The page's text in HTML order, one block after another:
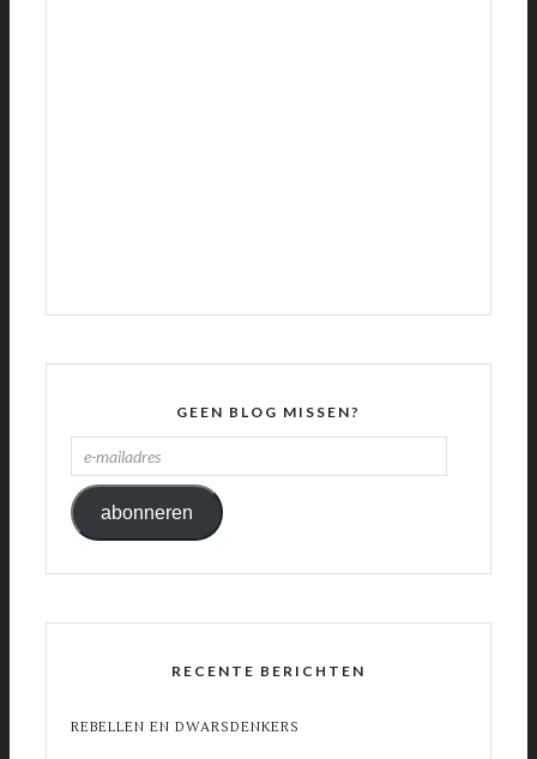
GEEN BLOG MISSEN?
MAILADRES
abonneren
RECENTE BERICHTEN
REBELLEN EN DWARSDENKERS